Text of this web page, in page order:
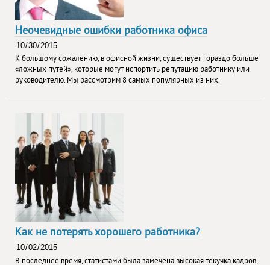
Неочевидные ошибки работника офиса
К большому сожалению, в офисной жизни, существует гораздо больше
«ложных путей», которые могут испортить репутацию работнику или
руководителю. Мы рассмотрим 8 самых популярных из них.
Как не потерять хорошего работника?
В последнее время, статистами была замечена высокая текучка кадров,